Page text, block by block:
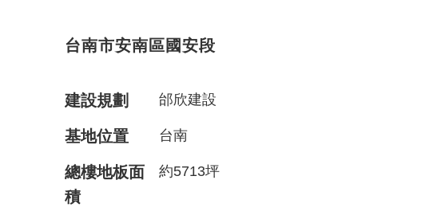
台南市安南區國安段
建設規劃 邰欣建設
基地位置 台南
總樓地板面
積
約5713坪